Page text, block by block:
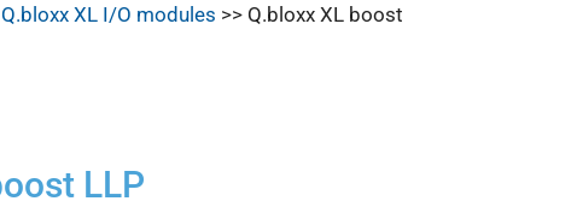
Q.bloxx XL I/O modules >> Q.bloxx XL boost
LLP